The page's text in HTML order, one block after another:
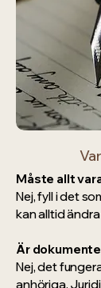
Måste allt
Nej, fyll i det
kan alltid
Är
Nej, det
anhöriga.